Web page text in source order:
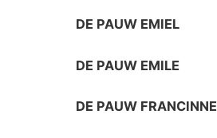
DE PAUW EMIEL
DE PAUW EMILE
DE PAUW FRANCINNE